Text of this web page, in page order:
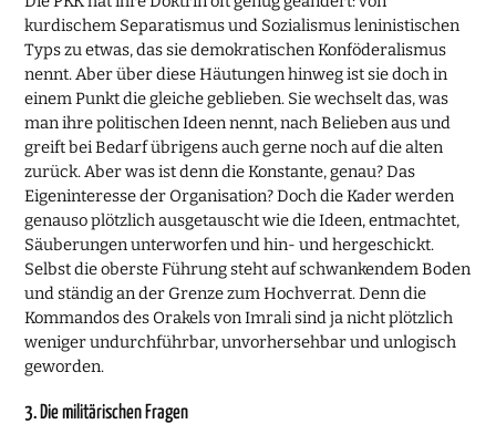
kurdischem Separatismus und Sozialismus leninistischen
Typs zu etwas, das sie demokratischen Konföderalismus
nennt. Aber über diese Häutungen hinweg ist sie doch in
einem Punkt die gleiche geblieben. Sie wechselt das, was
man ihre politischen Ideen nennt, nach Belieben aus und
greift bei Bedarf übrigens auch gerne noch auf die alten
zurück. Aber was ist denn die Konstante, genau? Das
Eigeninteresse der Organisation? Doch die Kader werden
genauso plötzlich ausgetauscht wie die Ideen, entmachtet,
Säuberungen unterworfen und hin- und hergeschickt.
Selbst die oberste Führung steht auf schwankendem Boden
und ständig an der Grenze zum Hochverrat. Denn die
Kommandos des Orakels von Imrali sind ja nicht plötzlich
weniger undurchführbar, unvorhersehbar und unlogisch
geworden.
3. Die militärischen Fragen